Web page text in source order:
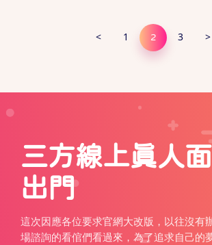
< 1 2 3 >
三方線上真人
出門
這次因應各位要求官網大改版，以往沒有
場諮詢的看倌們看過來，為了追求自己的